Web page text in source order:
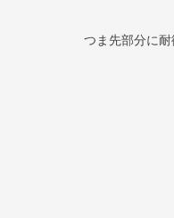
つま先部分に